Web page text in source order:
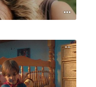
--